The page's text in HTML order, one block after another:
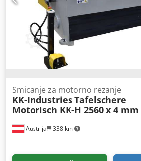
Austrija 338 km
Smicanje za motorno rezanje
KK-IndustriesTafelschere
Motorisch KK-H 2560 x 4 mm